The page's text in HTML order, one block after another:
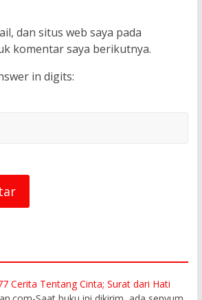
dan situs web saya pada
komentar saya berikutnya.
in digits:
Cerita Tentang Cinta; Surat dari Hati